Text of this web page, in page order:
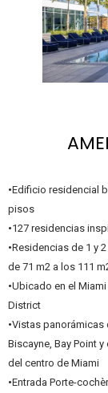
•Edificio residencial
pisos
•127 residencias
•Residencias de 1 y
de 71 m2 a los 111
•Ubicado en el
District
•Vistas panorámicas
Biscayne, Bay Point
del centro de Miami
•Entrada Porte-